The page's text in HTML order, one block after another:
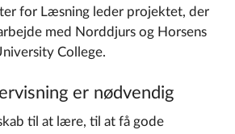
for Læsning leder projektet, der
med Norddjurs og Horsens
College.
er nødvendig
til at lære, til at få gode